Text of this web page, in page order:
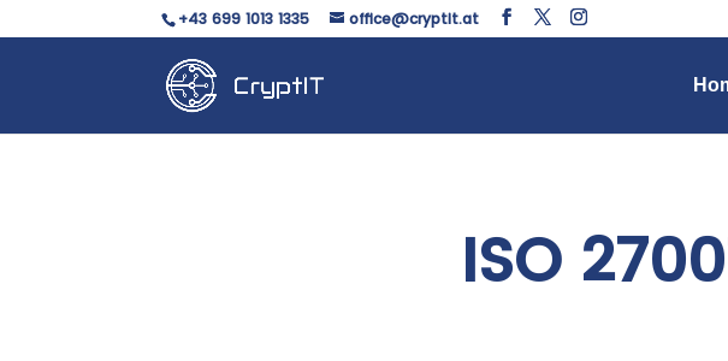
+43 699 1013 1335 office@cryptit.at
ISO